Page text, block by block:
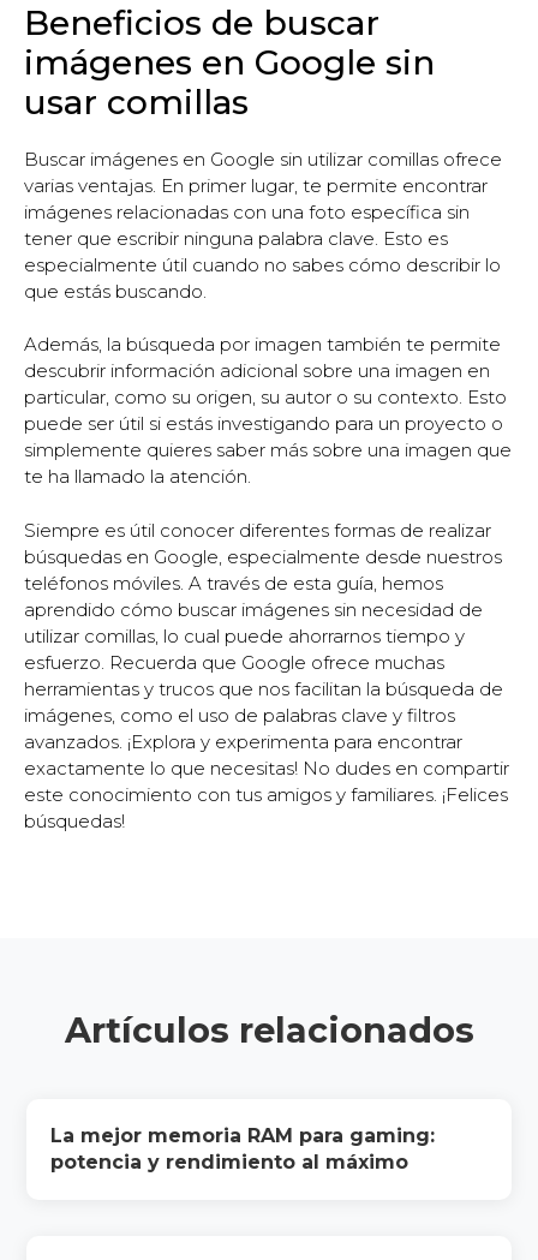
Beneficios de buscar
imágenes en Google sin
usar comillas
Buscar imágenes en Google sin utilizar comillas ofrece
varias ventajas. En primer lugar, te permite encontrar
imágenes relacionadas con una foto específica sin
tener que escribir ninguna palabra clave. Esto es
especialmente útil cuando no sabes cómo describir lo
que estás buscando.
Además, la búsqueda por imagen también te permite
descubrir información adicional sobre una imagen en
particular, como su origen, su autor o su contexto. Esto
puede ser útil si estás investigando para un proyecto o
simplemente quieres saber más sobre una imagen que
te ha llamado la atención.
Siempre es útil conocer diferentes formas de realizar
búsquedas en Google, especialmente desde nuestros
teléfonos móviles. A través de esta guía, hemos
aprendido cómo buscar imágenes sin necesidad de
utilizar comillas, lo cual puede ahorrarnos tiempo y
esfuerzo. Recuerda que Google ofrece muchas
herramientas y trucos que nos facilitan la búsqueda de
imágenes, como el uso de palabras clave y filtros
avanzados. ¡Explora y experimenta para encontrar
exactamente lo que necesitas! No dudes en compartir
este conocimiento con tus amigos y familiares. ¡Felices
búsquedas!
Artículos relacionados
La mejor memoria RAM para gaming:
potencia y rendimiento al máximo